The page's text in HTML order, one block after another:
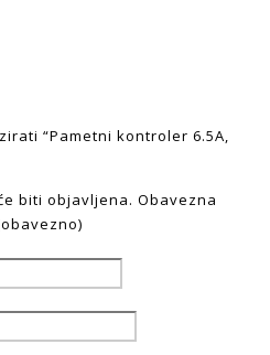
“Pametni kontroler 6.5A,
biti objavljena. Obavezna